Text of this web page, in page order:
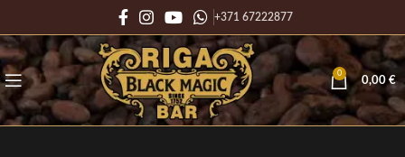
+371 67222877
0
0,00 €